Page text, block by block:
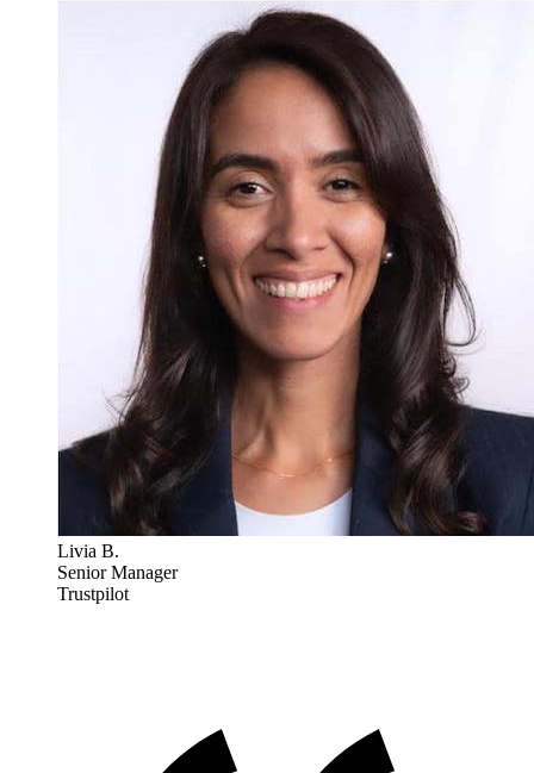
Livia B.
Senior Manager
Trustpilot